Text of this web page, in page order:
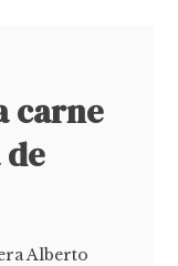
carne
Alberto